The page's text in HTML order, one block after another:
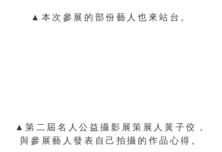
▲本次參展的部份藝人也來站台。
▲第二屆名人公益攝影展策展人黃子佼，
與參展藝人發表自己拍攝的作品心得。